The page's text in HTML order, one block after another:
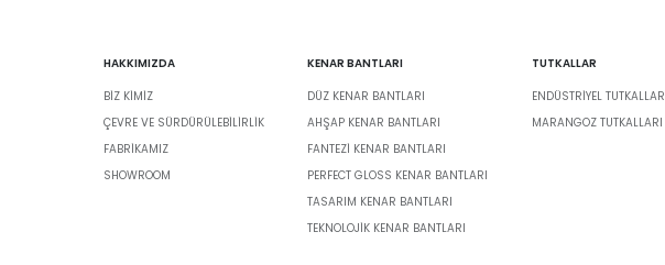
HAKKIMIZDA
BIZ KIMIZ
ÇEVRE VE SÜRDÜRÜLEBILIRLIK
FABRİKAMIZ
SHOWROOM
KENAR BANTLARI
DÜZ KENAR BANTLARI
AHŞAP KENAR BANTLARI
FANTEZI KENAR BANTLARI
PERFECT GLOSS KENAR BANTLARI
TASARIM KENAR BANTLARI
TEKNOLOJIK KENAR BANTLARI
TUTKALLAR
ENDÜSTRIYEL TUTKALLAR
MARANGOZ TUTKALLARI